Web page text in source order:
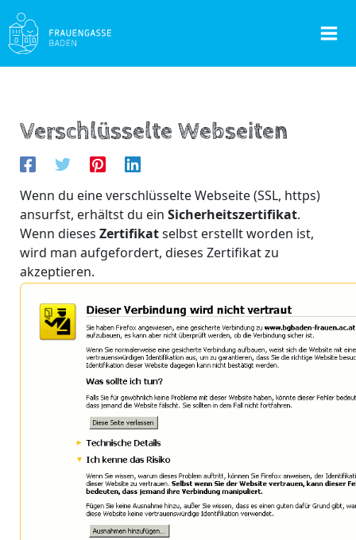
Skip
to
content
Verschlüsselte Webseiten
Wenn du eine verschlüsselte Webseite (SSL, https)
ansurfst, erhältst du ein Sicherheitszertifikat.
Wenn dieses Zertifikatselbst erstellt worden ist,
wird man aufgefordert, dieses Zertifikat zu
akzeptieren.